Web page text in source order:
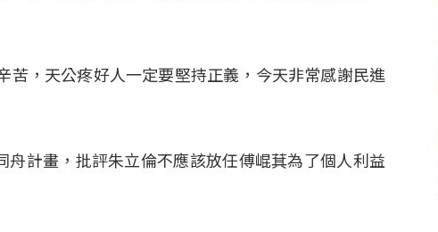
苦，天公疼好人一定要堅持正義，今天非常感謝民進
計畫，批評朱立倫不應該放任傅崐萁為了個人利益